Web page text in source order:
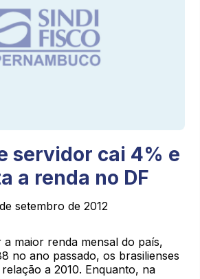
servidor cai 4% e
a renda no DF
setembro de 2012
maior renda mensal do país,
no ano passado, os brasilienses
a 2010. Enquanto, na